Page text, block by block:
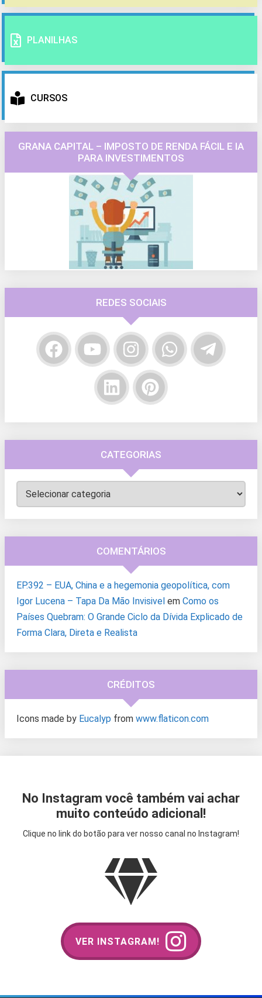
PLANILHAS
CURSOS
GRANA CAPITAL – IMPOSTO DE RENDA FÁCIL E IA
PARA INVESTIMENTOS
REDES SOCIAIS
CATEGORIAS
Categorias
COMENTÁRIOS
EP.392 – EUA, China e a hegemonia geopolítica, com
Igor Lucena – Tapa Da Mão Invisivel em Como os
Países Quebram: O Grande Ciclo da Dívida Explicado de
Forma Clara, Direta e Realista
CRÉDITOS
Icons made by Eucalyp from www.flaticon.com
No Instagram você também vai achar
muito conteúdo adicional!
Clique no link do botão para ver nosso canal no Instagram!
VER INSTAGRAM!